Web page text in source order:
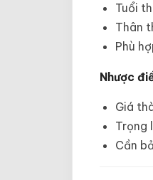
Tuổi
Thân
Phù
Nhược
Giá
Trọng
Cần